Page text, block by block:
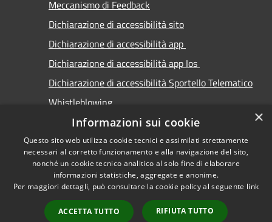
Meccanismo di Feedback
Dichiarazione di accessibilità sito
Dichiarazione di accessibilità app
Dichiarazione di accessibilità app Ios
Dichiarazione di accessibilità Sportello Telematico
Whistleblowing
Accessibilità
Copyright © 2026 • Comune di
Carimate • Powered by
Municipium•
Accesso
×
Informazioni sui cookie
Questo sito web utilizza cookie tecnici e assimilati strettamente
necessari al corretto funzionamento e alla navigazione del sito,
nonché un cookie tecnico analitico al solo fine di elaborare
informazioni statistiche, aggregate e anonime.
Per maggiori dettagli, può consultare la cookie policy al seguente link
ACCETTA TUTTO RIFIUTA TUTTO